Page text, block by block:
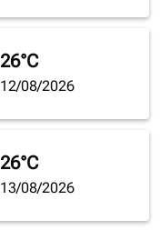
26°C
12/08/2026
26°C
13/08/2026